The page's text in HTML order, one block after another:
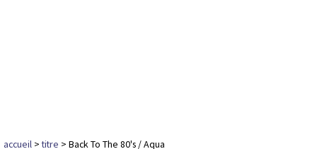
accueil >titre > Back To The 80's / Aqua